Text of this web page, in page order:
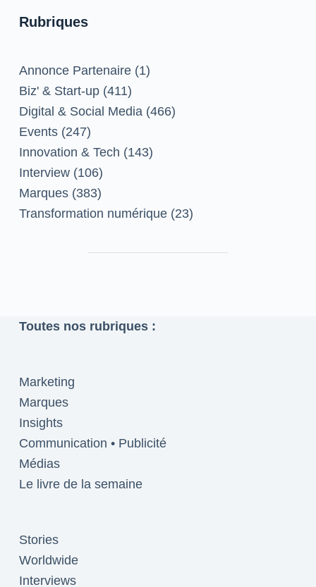
Rubriques
Annonce Partenaire(1)
Biz' & Start-up(411)
Digital & Social Media (466)
Events(247)
Innovation & Tech (143)
Interview(106)
Marques(383)
Transformation numérique(23)
Toutes nos rubriques :
Marketing
Marques
Insights
Communication • Publicité
Médias
Le livre de la semaine
Stories
Worldwide
Interviews